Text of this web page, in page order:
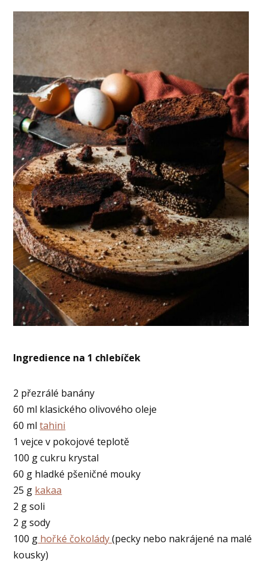
Ingredience na 1 chlebíček
2 přezrálé banány
60 ml klasického olivového oleje
60 mltahini
1 vejce v pokojové teplotě
100 g cukru krystal
60 g hladké pšeničné mouky
25 g kakaa
2 g soli
2 g sody
100 g hořké čokolády(pecky nebo nakrájené na malé
kousky)